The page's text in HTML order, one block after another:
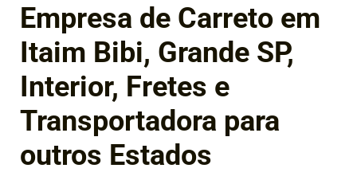
Empresa de Carreto em
Itaim Bibi, Grande SP,
Interior, Fretes e
Transportadora para
outros Estados